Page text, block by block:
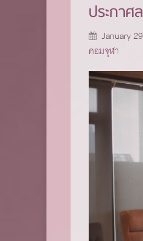
ประกาศ
January
คอมจุฬา